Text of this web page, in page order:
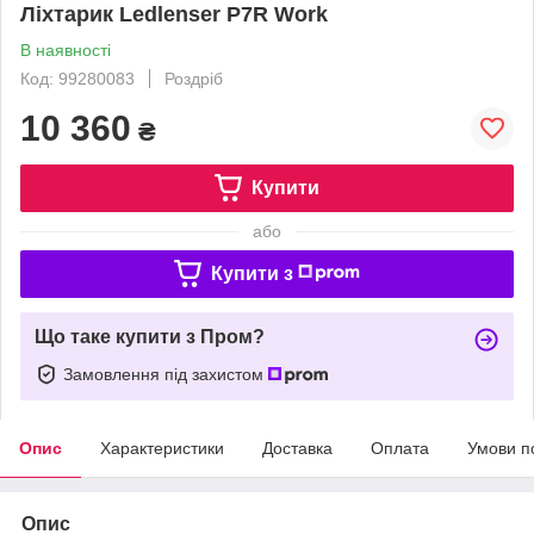
Ліхтарик Ledlenser P7R Work
В наявності
Код: 99280083
Роздріб
10 360 ₴
Купити
або
Купити з
Що таке купити з Пром?
Замовлення під захистом
Опис Характеристики Доставка Оплата Умови
Опис